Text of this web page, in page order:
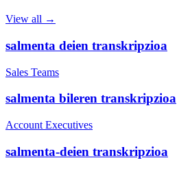
View all →
salmenta deien transkripzioa
Sales Teams
salmenta bileren transkripzioa
Account Executives
salmenta-deien transkripzioa